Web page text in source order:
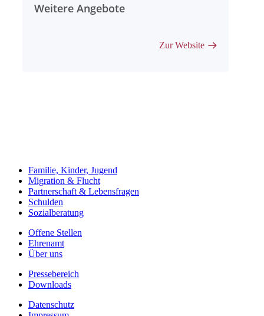
Weitere Angebote
Zur Website
Familie, Kinder, Jugend
Migration & Flucht
Partnerschaft & Lebensfragen
Schulden
Sozialberatung
Offene Stellen
Ehrenamt
Über uns
Pressebereich
Downloads
Datenschutz